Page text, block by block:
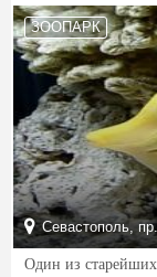
ЗООПАРК
Севастополь,
Один из